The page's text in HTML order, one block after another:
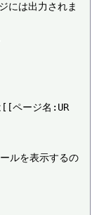
は出力されま
ページ名:UR
ルを表示するの